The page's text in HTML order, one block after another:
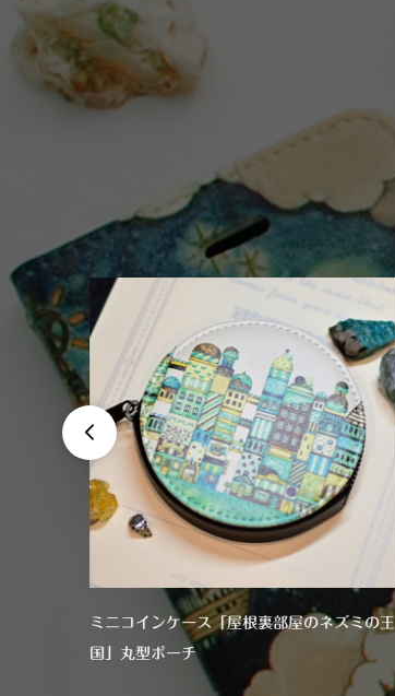

ミニコインケース「屋根裏部屋のネズミの王
国」丸型ポーチ